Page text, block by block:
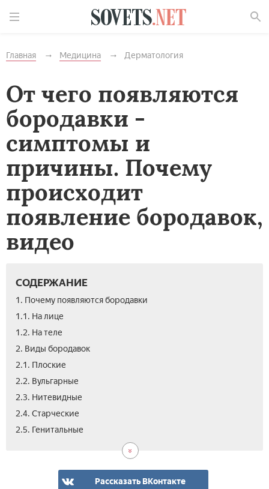
Главная Медицина Дерматология
От чего появляются
бородавки -
симптомы и
причины. Почему
происходит
появление бородавок,
видео
СОДЕРЖАНИЕ
1. Почему появляются бородавки
1.1. На лице
1.2. На теле
2. Виды бородавок
2.1. Плоские
2.2. Вульгарные
2.3. Нитевидные
2.4. Старческие
2.5. Генитальные
Рассказать ВКонтакте